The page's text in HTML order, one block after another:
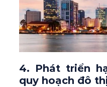
4. Phát triển
quy hoạch đô